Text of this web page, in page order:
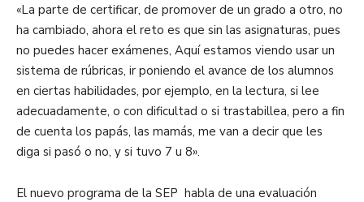
«La parte de certificar, de promover de un grado a otro, no
ha cambiado, ahora el reto es que sin las asignaturas, pues
no puedes hacer exámenes, Aquí estamos viendo usar un
sistema de rúbricas, ir poniendo el avance de los alumnos
en ciertas habilidades, por ejemplo, en la lectura, si lee
adecuadamente, o con dificultad o si trastabillea, pero a fin
de cuenta los papás, las mamás, me van a decir que les
diga si pasó o no, y si tuvo 7 u 8».
El nuevo programa de la SEP habla de una evaluación